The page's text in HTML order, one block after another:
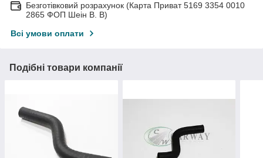
Безготівковий розрахунок (Карта Приват 5169 3354 0010
2865 ФОП Шеін В. В)
Всі умови оплати
Подібні товари компанії